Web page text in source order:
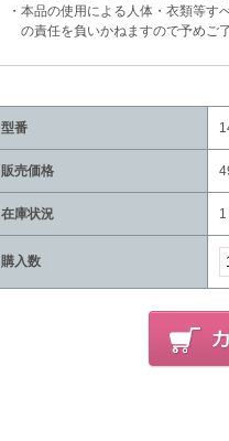
・本品の使用による人体・衣類等す
の責任を負いかねますので予めご
型番
販売価格
在庫状況 1
購入数